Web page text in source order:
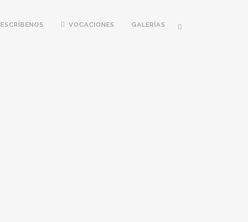
ESCRÍBENOS VOCACIONES GALERÍAS